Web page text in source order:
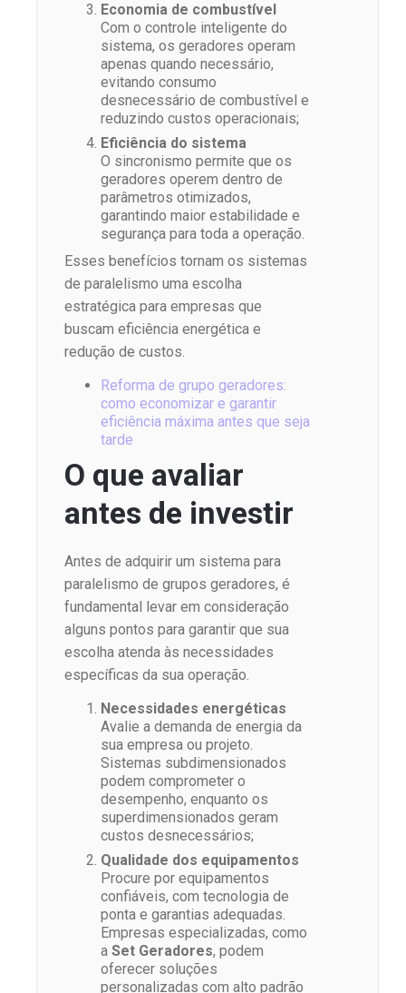
Economia de combustível
Com o controle inteligente do
sistema, os geradores operam
apenas quando necessário,
evitando consumo
desnecessário de combustível e
reduzindo custos operacionais;
Eficiência do sistema
O sincronismo permite que os
geradores operem dentro de
parâmetros otimizados,
garantindo maior estabilidade e
segurança para toda a operação.
Esses benefícios tornam os sistemas
de paralelismo uma escolha
estratégica para empresas que
buscam eficiência energética e
redução de custos.
Reforma de grupo geradores:
como economizar e garantir
eficiência máxima antes que seja
tarde
O que avaliar
antes de investir
Antes de adquirir um sistema para
paralelismo de grupos geradores, é
fundamental levar em consideração
alguns pontos para garantir que sua
escolha atenda às necessidades
específicas da sua operação.
Necessidades energéticas
Avalie a demanda de energia da
sua empresa ou projeto.
Sistemas subdimensionados
podem comprometer o
desempenho, enquanto os
superdimensionados geram
custos desnecessários;
Qualidade dos equipamentos
Procure por equipamentos
confiáveis, com tecnologia de
ponta e garantias adequadas.
Empresas especializadas, como
a Set Geradores, podem
oferecer soluções
personalizadas com alto padrão